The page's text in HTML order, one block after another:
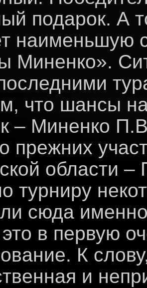
подарок. А
наименьшую
Миненко».
что шансы
– Миненко
прежних
области
турниру
сюда
это в первую
К
и